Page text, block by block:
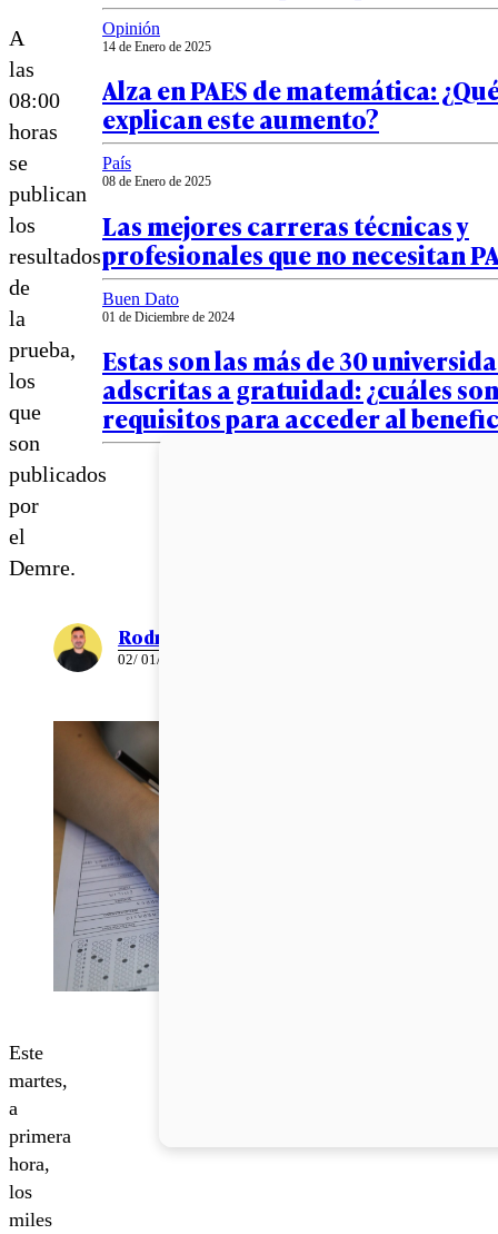
A
las
08:00
horas
se
publican
los
resultados
de
la
prueba,
los
que
son
publicados
por
el
Demre.
Rodrigo León
02/ 01/ 2024
Este
martes,
a
primera
hora,
los
miles
Opinión
14 de Enero de 2025
Alza en PAES de matemática:
explican este aumento?
País
08 de Enero de 2025
Las mejores carreras técnicas y
profesionales que no necesitan
Buen Dato
01 de Diciembre de 2024
Estas son las más de 30
adscritas a gratuidad: ¿cuáles
requisitos para acceder al